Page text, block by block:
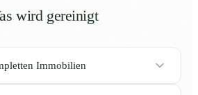
wird gereinigt
Immobilien